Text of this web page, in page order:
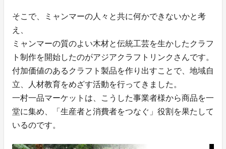
そこで、ミャンマーの人々と共に何かできないかと考
え、
ミャンマーの質のよい木材と伝統工芸を生かしたクラフ
ト制作を開始したのがアジアクラフトリンクさんです。
付加価値のあるクラフト製品を作り出すことで、地域自
立、人材教育をめざす活動を行ってきました。
一村一品マーケットは、こうした事業者様から商品を一
堂に集め、「生産者と消費者をつなぐ」役割を果たして
いるのです。